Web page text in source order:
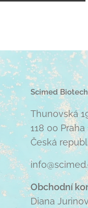
Scimed
Thunovská
118 00 Praha
Česká
Obchodní
Diana